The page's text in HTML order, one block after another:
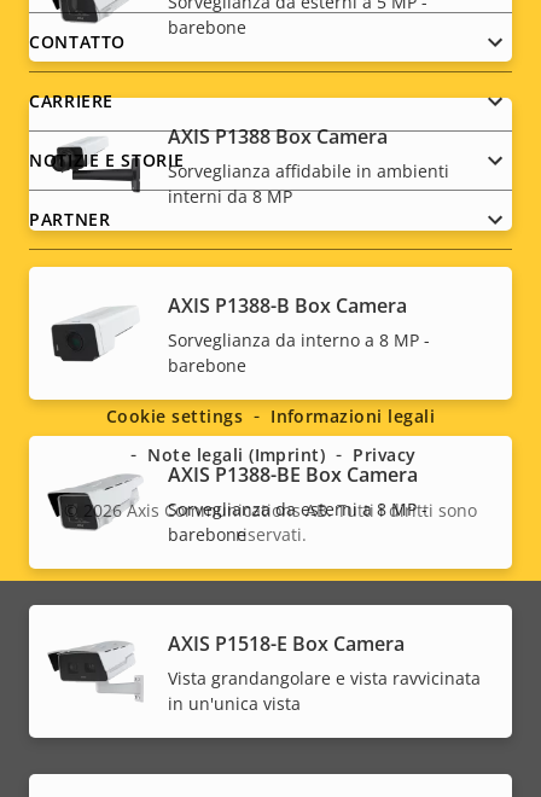
barebone
AXIS P1388 Box Camera
Sorveglianza affidabile in ambienti
interni da 8 MP
AXIS P1388-B Box Camera
Sorveglianza da interno a 8 MP -
barebone
AXIS P1388-BE Box Camera
Sorveglianza da esterni a 8 MP -
barebone
AXIS P1518-E Box Camera
Vista grandangolare e vista ravvicinata
in un'unica vista
menu
CONTATTO
CARRIERE
NOTIZIE E STORIE
PARTNER
Social
menu
Legal
menu
© 2026Axis Communications AB. Tutti i diritti sono
riservati.
Cookie settings
Informazioni legali
Note legali (Imprint)
Privacy